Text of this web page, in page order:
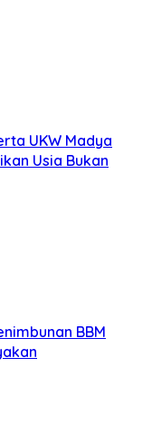
UKW Madya
Usia Bukan
BBM